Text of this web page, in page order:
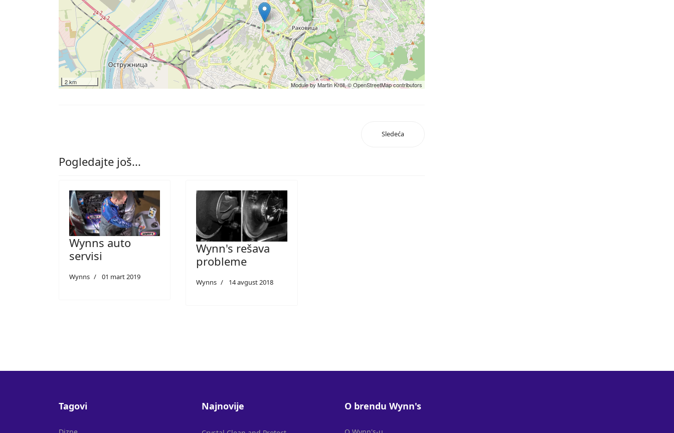
2 km Module byMartin Kröll,© OpenStreetMap contributors
Sledeća
Pogledajte još...
Wynns auto
servisi
Wynns 01 mart 2019
Wynn's rešava
probleme
Wynns 14 avgust 2018
Tagovi Najnovije O brendu Wynn's